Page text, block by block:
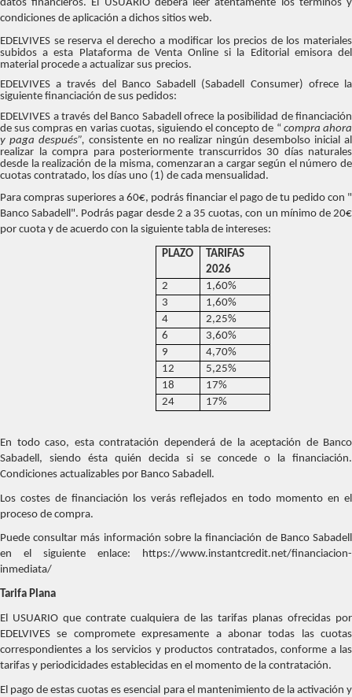
datos financieros. El USUARIO deberá leer atentamente los términos y
condiciones de aplicación a dichos sitios web.
EDELVIVES se reserva el derecho a modificar los precios de los materiales
subidos a esta Plataforma de Venta Online si la Editorial emisora del
material procede a actualizar sus precios.
EDELVIVES a través del Banco Sabadell (Sabadell Consumer) ofrece la
siguiente financiación de sus pedidos:
EDELVIVES a través del Banco Sabadell ofrece la posibilidad de financiación
de sus compras en varias cuotas, siguiendo el concepto de “ compra ahora
y paga después”, consistente en no realizar ningún desembolso inicial al
realizar la compra para posteriormente transcurridos 30 días naturales
desde la realización de la misma, comenzaran a cargar según el número de
cuotas contratado, los días uno (1) de cada mensualidad.
Para compras superiores a 60€, podrás financiar el pago de tu pedido con "
Banco Sabadell". Podrás pagar desde 2 a 35 cuotas, con un mínimo de 20€
por cuota y de acuerdo con la siguiente tabla de intereses:
PLAZO
TARIFAS
2026
2
1,60%
3
1,60%
4
2,25%
6
3,60%
9
4,70%
12
5,25%
18
17%
24
17%
En todo caso, esta contratación dependerá de la aceptación de Banco
Sabadell, siendo ésta quién decida si se concede o la financiación.
Condiciones actualizables por Banco Sabadell.
Los costes de financiación los verás reflejados en todo momento en el
proceso de compra.
Puede consultar más información sobre la financiación de Banco Sabadell
en el siguiente enlace: https://www.instantcredit.net/financiacion-
inmediata/
Tarifa Plana
El USUARIO que contrate cualquiera de las tarifas planas ofrecidas por
EDELVIVES se compromete expresamente a abonar todas las cuotas
correspondientes a los servicios y productos contratados, conforme a las
tarifas y periodicidades establecidas en el momento de la contratación.
El pago de estas cuotas es esencial para el mantenimiento de la activación y